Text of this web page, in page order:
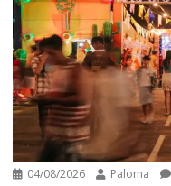
04/08/2026 Paloma